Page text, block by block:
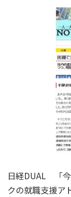
日経DUAL 「今
クの就職支援ア